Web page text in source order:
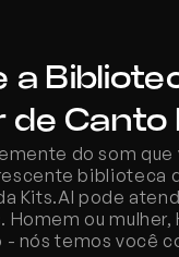
a
de Canto
do som que
biblioteca
Kits.AI pode
Homem ou mulher,
- nós temos você